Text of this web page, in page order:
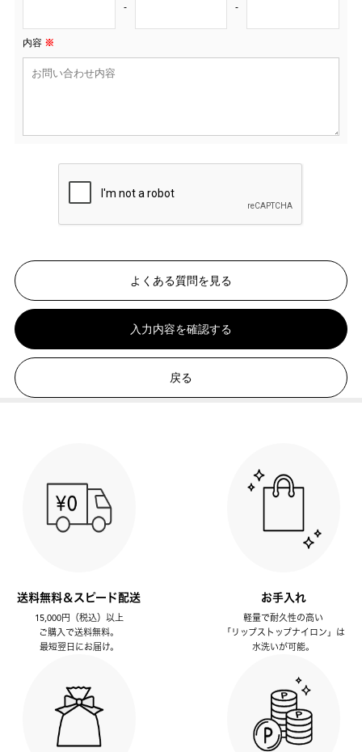
- -
内容 ※
よくある質問を見る
入力内容を確認する
戻る
送料無料＆スピード配送
15,000円（税込）以上
ご購入で送料無料。
最短翌日にお届け。
お手入れ
軽量で耐久性の高い
「リップストップナイロン」は
水洗いが可能。